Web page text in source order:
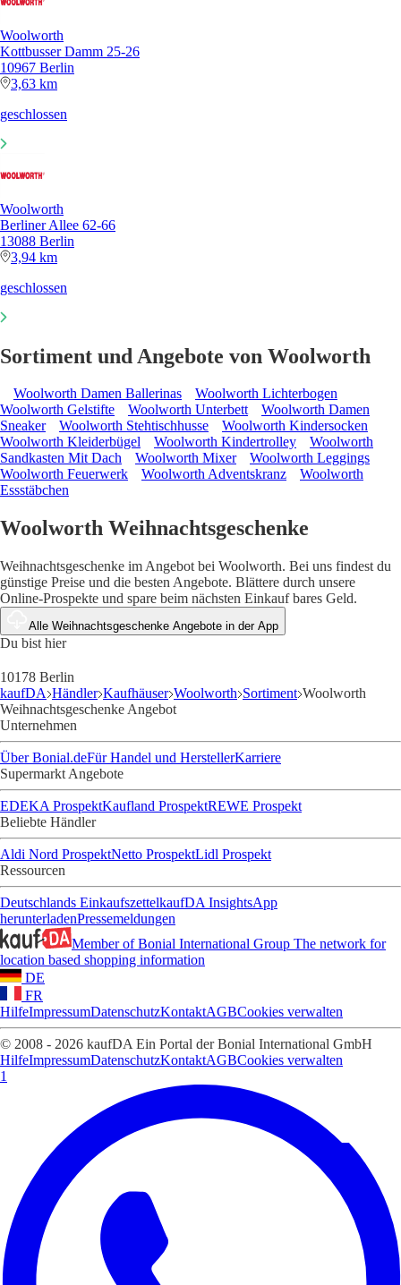
Woolworth
Kottbusser Damm 25-26
10967 Berlin
3,63 km
geschlossen
Woolworth
Berliner Allee 62-66
13088 Berlin
3,94 km
geschlossen
Sortiment und Angebote von Woolworth
Woolworth Damen Ballerinas
Woolworth Lichterbogen
Woolworth Gelstifte
Woolworth Unterbett
Woolworth Damen
Sneaker
Woolworth Stehtischhusse
Woolworth Kindersocken
Woolworth Kleiderbügel
Woolworth Kindertrolley
Woolworth
Sandkasten Mit Dach
Woolworth Mixer
Woolworth Leggings
Woolworth Feuerwerk
Woolworth Adventskranz
Woolworth
Essstäbchen
Woolworth Weihnachtsgeschenke
Weihnachtsgeschenke im Angebot bei Woolworth. Bei uns findest du
günstige Preise und die besten Angebote. Blättere durch unsere
Online-Prospekte und spare beim nächsten Einkauf bares Geld.
Alle Weihnachtsgeschenke Angebote in der App
Du bist hier
10178 Berlin
kaufDA Händler Kaufhäuser Woolworth Sortiment Woolworth
Weihnachtsgeschenke Angebot
Unternehmen
Über Bonial.deFür Handel und HerstellerKarriere
Supermarkt Angebote
EDEKA ProspektKaufland ProspektREWE Prospekt
Beliebte Händler
Aldi Nord ProspektNetto ProspektLidl Prospekt
Ressourcen
Deutschlands EinkaufszettelkaufDA InsightsApp
herunterladenPressemeldungen
Member of Bonial International Group The network for
location based shopping information
DE
FR
HilfeImpressumDatenschutzKontaktAGBCookies verwalten
© 2008 - 2026 kaufDA Ein Portal der Bonial International GmbH
HilfeImpressumDatenschutzKontaktAGBCookies verwalten
1